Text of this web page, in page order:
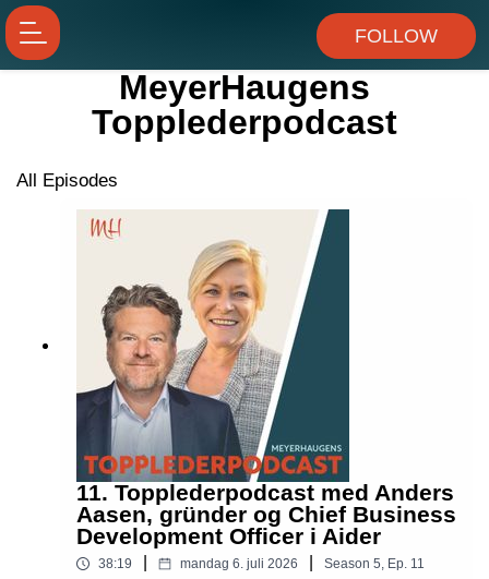
FOLLOW
MeyerHaugens
Topplederpodcast
All Episodes
11. Topplederpodcast med Anders
Aasen, gründer og Chief Business
Development Officer i Aider
38:19 mandag 6. juli 2026 Season 5, Ep. 11